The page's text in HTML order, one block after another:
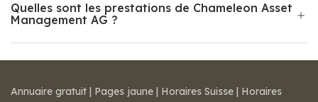
Quelles sont les prestations de Chameleon Asset
Management AG ?
Annuaire gratuit | Pages jaune | Horaires Suisse | Horaires